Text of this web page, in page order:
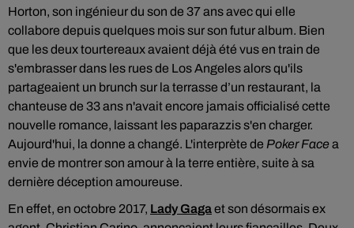
Horton, son ingénieur du son de 37 ans avec qui elle
collabore depuis quelques mois sur son futur album. Bien
que les deux tourtereaux avaient déjà été vus en train de
s'embrasser dans les rues de Los Angeles alors qu'ils
partageaient un brunch sur la terrasse d’un restaurant, la
chanteuse de 33 ans n'avait encore jamais officialisé cette
nouvelle romance, laissant les paparazzis s'en charger.
Aujourd'hui, la donne a changé. L'interprète de Poker Facea
envie de montrer son amour à la terre entière, suite à sa
dernière déception amoureuse.
En effet, en octobre 2017, Lady Gagaet son désormais ex